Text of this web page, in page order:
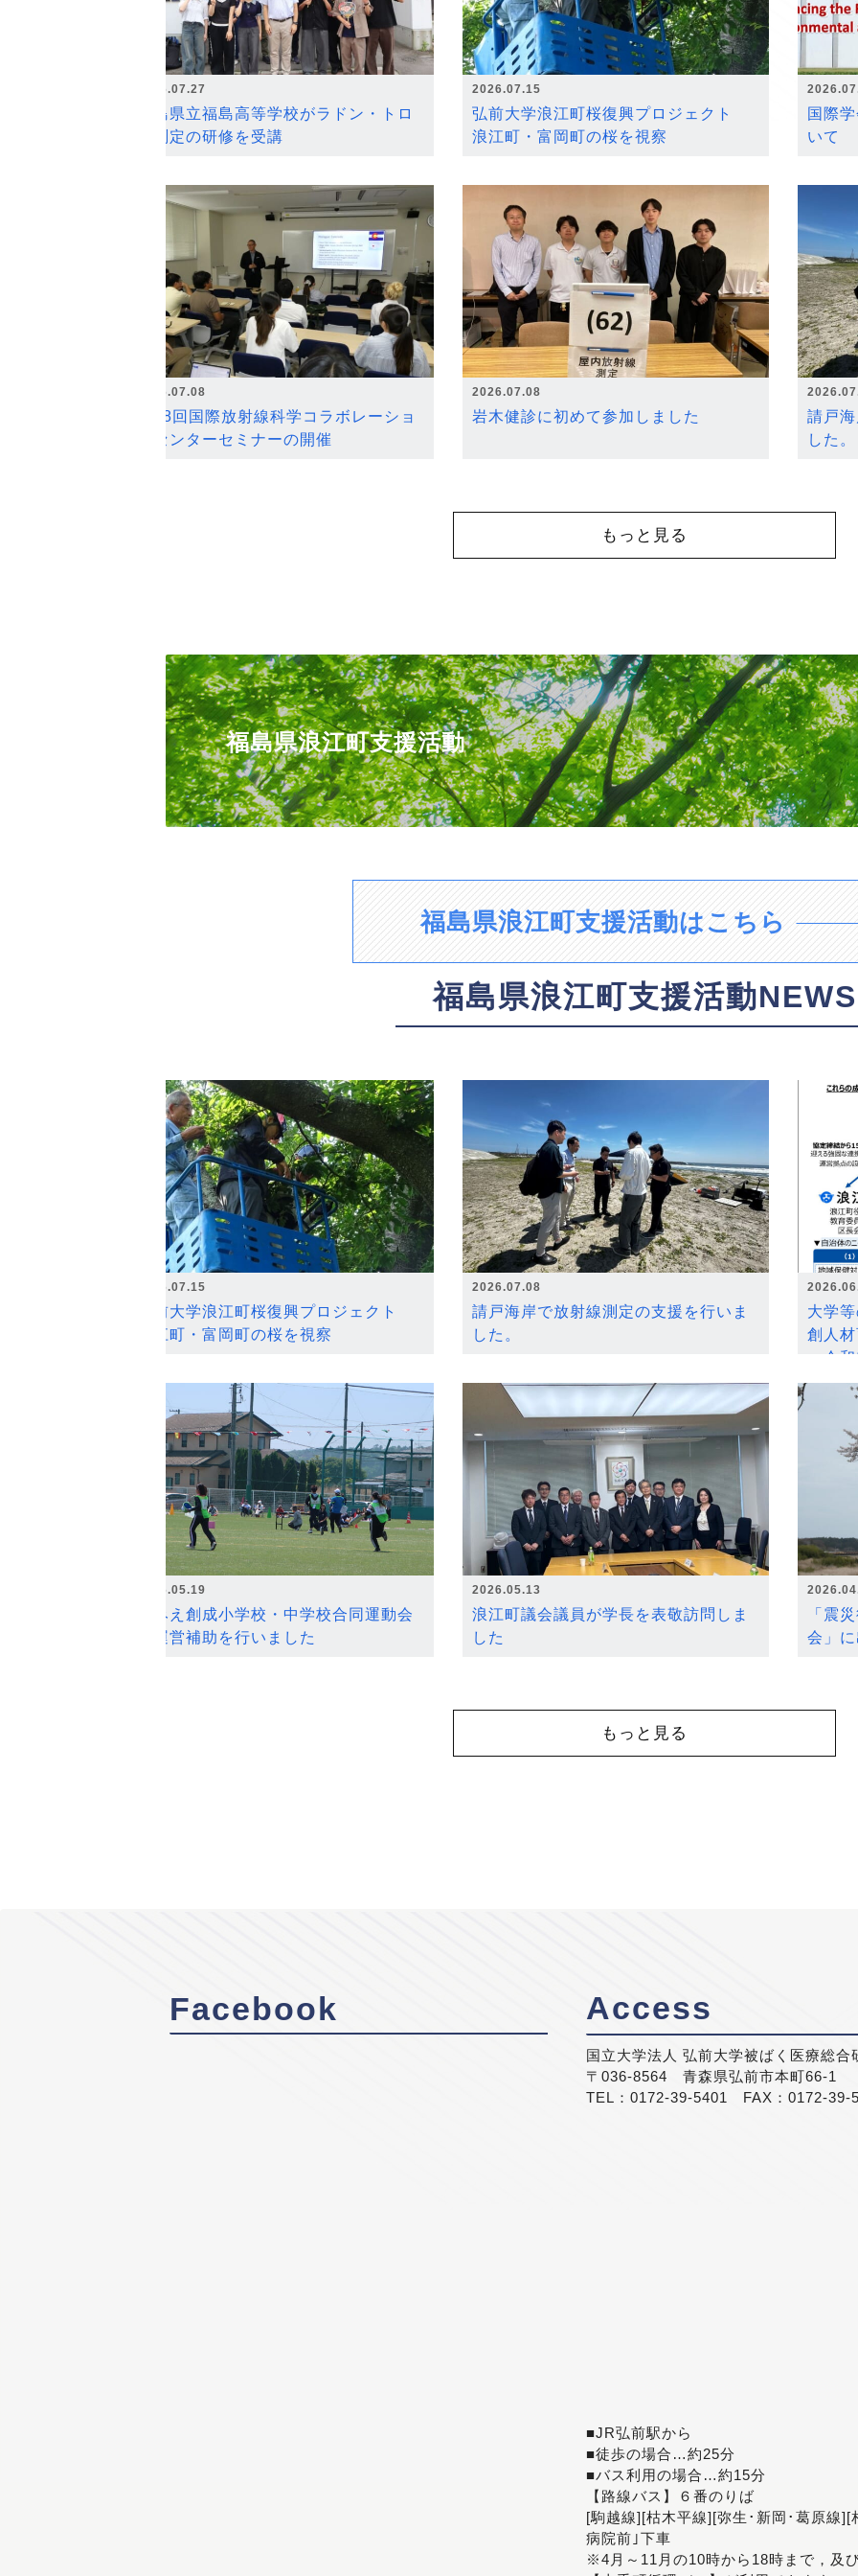
2026.07.27
福島県立福島高等学校がラドン・トロ
ン測定の研修を受講
2026.07.15
弘前大学浪江町桜復興プロジェクト
浪江町・富岡町の桜を視察
国際
いて
2026.07.08
第18回国際放射線科学コラボレーショ
ンセンターセミナーの開催
2026.07.08
岩木健診に初めて参加しました
請戸
した。
もっと見る
福島県浪江町支援活動
福島県浪江町支援活動はこちら
福島県浪江町支援活動NEWS
2026.07.15
弘前大学浪江町桜復興プロジェクト
浪江町・富岡町の桜を視察
2026.07.08
請戸海岸で放射線測定の支援を行いま
した。
大学
創人
～令
2026.05.19
なみえ創成小学校・中学校合同運動会
の運営補助を行いました
2026.05.13
浪江町議会議員が学長を表敬訪問しま
した
「震
会」
もっと見る
Facebook Access
国立大学法人 弘前大学被ばく医療総合
〒036-8564 青森県弘前市本町66-1
TEL：0172-39-5401 FAX：0172-39-
■JR弘前駅から
■徒歩の場合…約25分
■バス利用の場合…約15分
【路線バス】６番のりば
[駒越線][枯木平線][弥生･新岡･葛原線
病院前｣下車
※4月～11月の10時から18時まで，及